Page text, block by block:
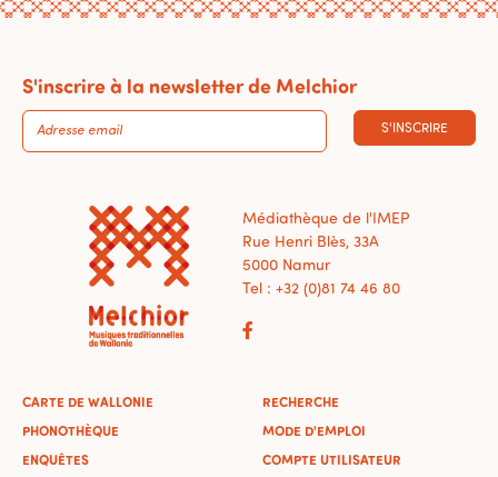
S'inscrire à la newsletter de Melchior
S'INSCRIRE
Médiathèque de l'IMEP
Rue Henri Blès, 33A
5000 Namur
Tel : +32 (0)81 74 46 80
CARTE DE WALLONIE
PHONOTHÈQUE
ENQUÊTES
RECHERCHE
MODE D'EMPLOI
COMPTE UTILISATEUR